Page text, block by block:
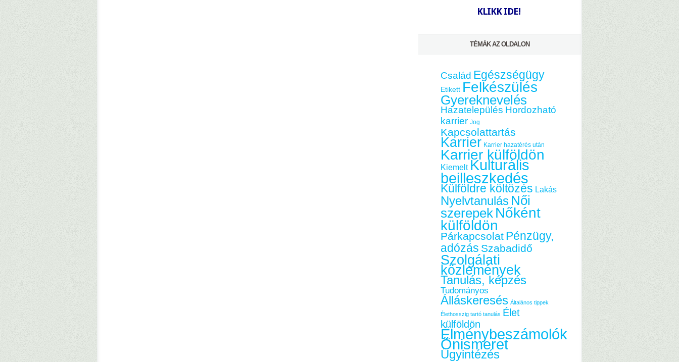
KLIKK IDE!
TÉMÁK AZ OLDALON
Család Egészségügy
Etikett Felkészülés
Gyereknevelés
Hazatelepülés Hordozható
karrier Jog
Kapcsolattartás
Karrier Karrier hazatérés után
Karrier külföldön
Kiemelt Kulturális
beilleszkedés
Külföldre költözés Lakás
Nyelvtanulás Női
szerepek Nőként
külföldön
Párkapcsolat Pénzügy,
adózás Szabadidő
Szolgálati
közlemények
Tanulás, képzés
Tudományos
Álláskeresés Általános tippek
Élethosszig tartó tanulás Élet
külföldön
Élménybeszámolók
Önismeret
Ügyintézés